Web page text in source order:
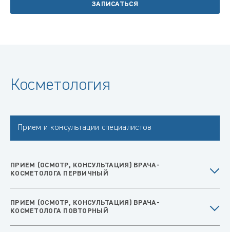
ЗАПИСАТЬСЯ
Косметология
Прием и консультации специалистов
ПРИЕМ (ОСМОТР, КОНСУЛЬТАЦИЯ) ВРАЧА-
КОСМЕТОЛОГА ПЕРВИЧНЫЙ
ПРИЕМ (ОСМОТР, КОНСУЛЬТАЦИЯ) ВРАЧА-
КОСМЕТОЛОГА ПОВТОРНЫЙ